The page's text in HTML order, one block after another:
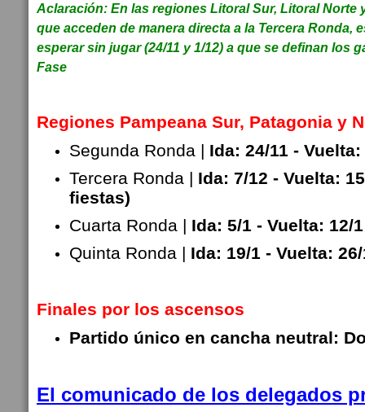
Aclaración: En las regiones Litoral Sur, Litoral Norte
que acceden de manera directa a la Tercera Ronda,
esperar sin jugar (24/11 y 1/12) a que se definan los
Fase
Regiones Pampeana Sur, Patagonia y
Segunda Ronda | Ida: 24/11 - Vuelta:
Tercera Ronda | Ida: 7/12 - Vuelta:
fiestas)
Cuarta Ronda | Ida: 5/1 - Vuelta: 12/1
Quinta Ronda | Ida: 19/1 - Vuelta:
Finales por los ascensos
Partido único en cancha neutral:
El comunicado de los delegados